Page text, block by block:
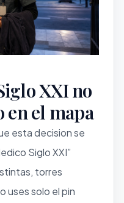
XXI no
en el mapa
esta decision se
Siglo XXI”
torres
uses solo el pin